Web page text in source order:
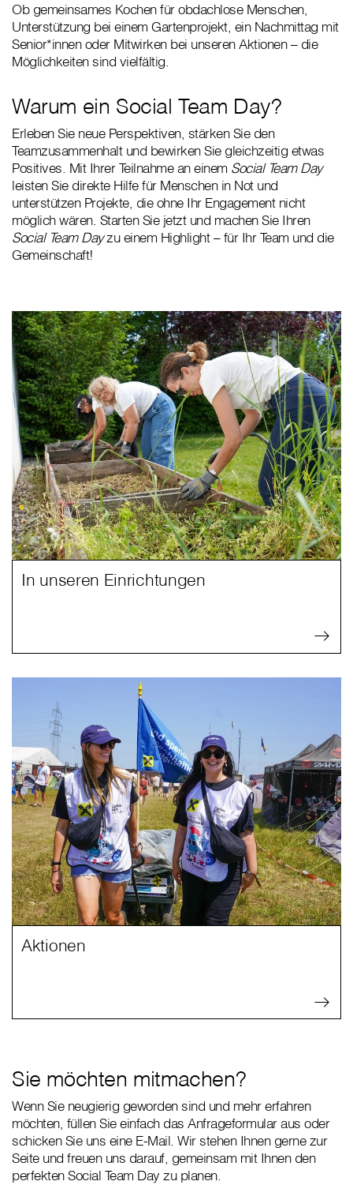
Ob gemeinsames Kochen für obdachlose Menschen,
Unterstützung bei einem Gartenprojekt, ein Nachmittag mit
Senior*innen oder Mitwirken bei unseren Aktionen – die
Möglichkeiten sind vielfältig.
Warum ein Social Team Day?
Erleben Sie neue Perspektiven, stärken Sie den
Teamzusammenhalt und bewirken Sie gleichzeitig etwas
Positives. Mit Ihrer Teilnahme an einem Social Team Day
leisten Sie direkte Hilfe für Menschen in Not und
unterstützen Projekte, die ohne Ihr Engagement nicht
möglich wären. Starten Sie jetzt und machen Sie Ihren
Social Team Dayzu einem Highlight – für Ihr Team und die
Gemeinschaft!
In unseren Einrichtungen
Aktionen
Sie möchten mitmachen?
Wenn Sie neugierig geworden sind und mehr erfahren
möchten, füllen Sie einfach das Anfrageformular aus oder
schicken Sie uns eine E-Mail. Wir stehen Ihnen gerne zur
Seite und freuen uns darauf, gemeinsam mit Ihnen den
perfekten Social Team Day zu planen.